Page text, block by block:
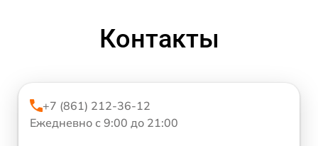
Контакты
+7 (861) 212-36-12
Ежедневно с 9:00 до 21:00